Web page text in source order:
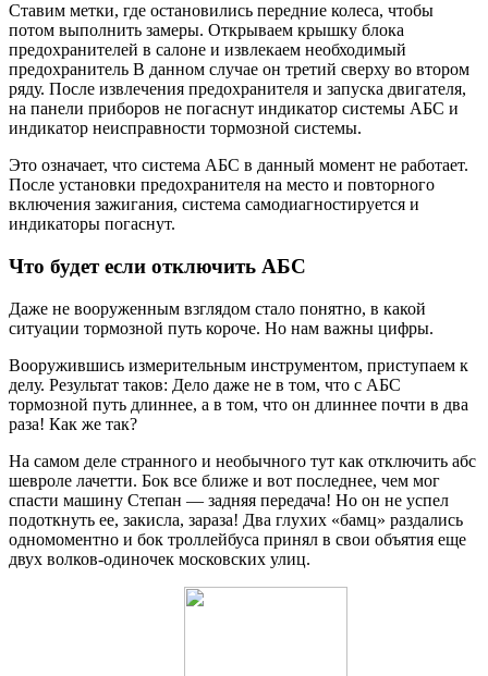
Ставим метки, где остановились передние колеса, чтобы
потом выполнить замеры. Открываем крышку блока
предохранителей в салоне и извлекаем необходимый
предохранитель В данном случае он третий сверху во втором
ряду. После извлечения предохранителя и запуска двигателя,
на панели приборов не погаснут индикатор системы АБС и
индикатор неисправности тормозной системы.
Это означает, что система АБС в данный момент не работает.
После установки предохранителя на место и повторного
включения зажигания, система самодиагностируется и
индикаторы погаснут.
Что будет если отключить АБС
Даже не вооруженным взглядом стало понятно, в какой
ситуации тормозной путь короче. Но нам важны цифры.
Вооружившись измерительным инструментом, приступаем к
делу. Результат таков: Дело даже не в том, что с АБС
тормозной путь длиннее, а в том, что он длиннее почти в два
раза! Как же так?
На самом деле странного и необычного тут как отключить абс
шевроле лачетти. Бок все ближе и вот последнее, чем мог
спасти машину Степан — задняя передача! Но он не успел
подоткнуть ее, закисла, зараза! Два глухих «бамц» раздались
одномоментно и бок троллейбуса принял в свои объятия еще
двух волков-одиночек московских улиц.